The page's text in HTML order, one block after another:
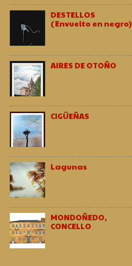
DESTELLOS
(Envuelto en negro)
AIRES DE OTOÑO
CIGÜEÑAS
Lagunas
MONDOÑEDO,
CONCELLO